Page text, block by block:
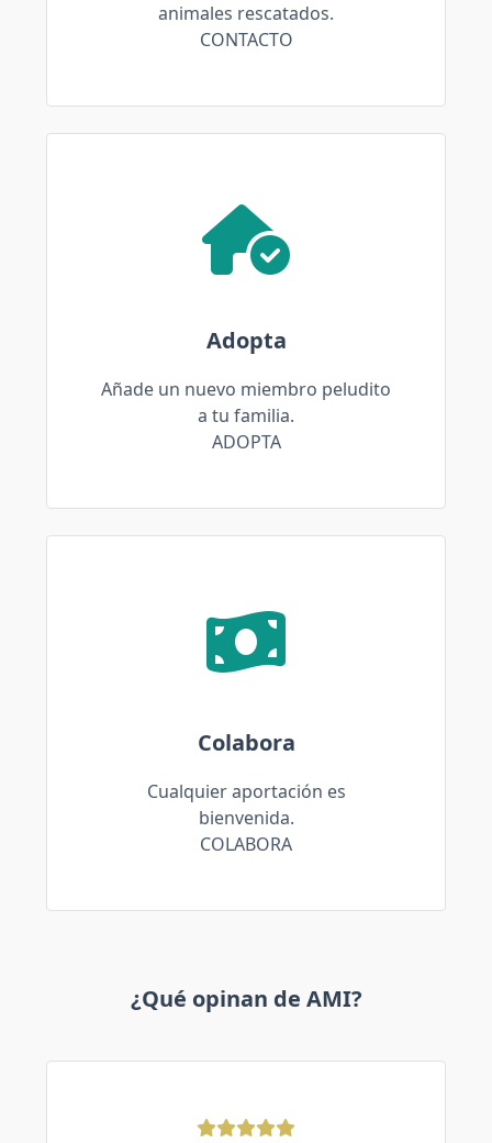
animales rescatados.
CONTACTO
Adopta
Añade un nuevo miembro peludito
a tu familia.
ADOPTA
Colabora
Cualquier aportación es
bienvenida.
COLABORA
¿Qué opinan de AMI?